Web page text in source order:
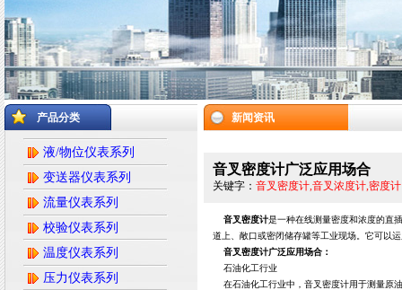
产品分类
液/物位仪表系列
变送器仪表系列
流量仪表系列
校验仪表系列
温度仪表系列
压力仪表系列
新闻资讯
音叉密度计广泛应用场合
关键字： 音叉密度计,音叉浓度计,密度计
音叉密度计是一种在线测量密度和浓度的直
道上、敞口或密闭储存罐等工业现场。它可以
音叉密度计广泛应用场合：
石油化工行业
在石油化工行业中，音叉密度计用于测量原